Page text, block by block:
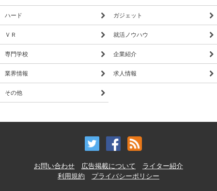
ハード ガジェット
ＶＲ 就活ノウハウ
専門学校 企業紹介
業界情報 求人情報
その他
お問い合わせ 広告掲載について
ライター紹介
利用規約
プライバシーポリシー